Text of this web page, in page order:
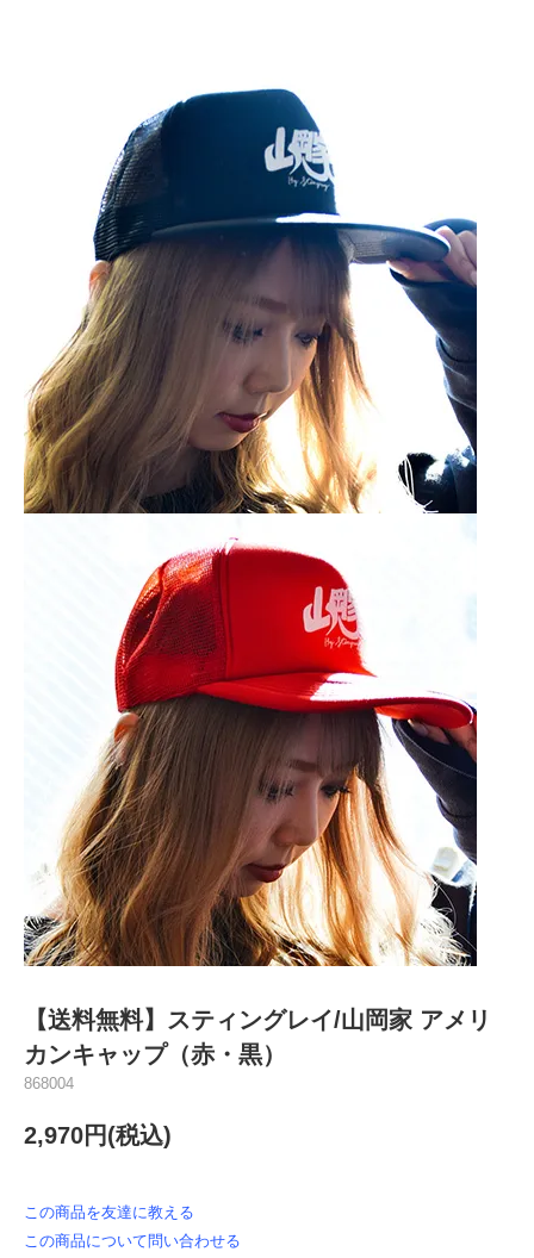
【送料無料】スティングレイ/山岡家 アメリ
カンキャップ（赤・黒）
868004
2,970円(税込)
この商品を友達に教える
この商品について問い合わせる